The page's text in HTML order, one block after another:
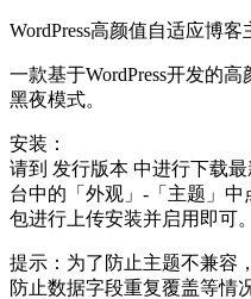
WordPress高颜值自适应博
一款基于WordPress开发的
黑夜模式。
安装：
请到 发行版本 中进行下载最
台中的「外观」-「主题」中
包进行上传安装并启用即可。
提示：为了防止主题不兼容
防止数据字段重复覆盖等情